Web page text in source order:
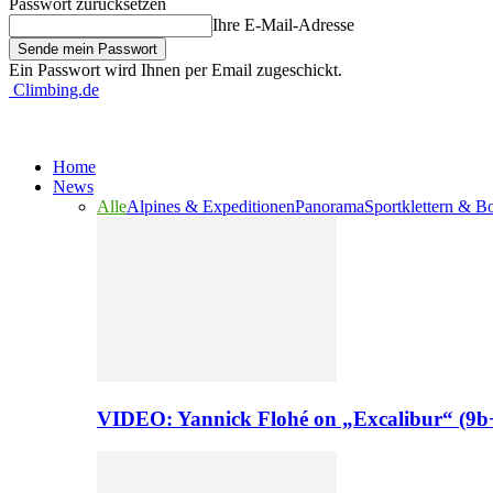
Passwort zurücksetzen
Ihre E-Mail-Adresse
Ein Passwort wird Ihnen per Email zugeschickt.
Climbing.de
Home
News
AlleAlpines & ExpeditionenPanoramaSportklettern &
VIDEO: Yannick Flohé on „Excalibur“